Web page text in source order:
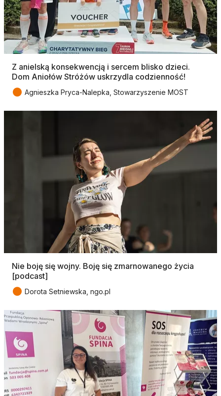
Z anielską konsekwencją i sercem blisko dzieci.
Dom Aniołów Stróżów uskrzydla codzienność!
● Agnieszka Pryca-Nalepka, Stowarzyszenie MOST
Nie boję się wojny. Boję się zmarnowanego życia
[podcast]
● Dorota Setniewska, ngo.pl